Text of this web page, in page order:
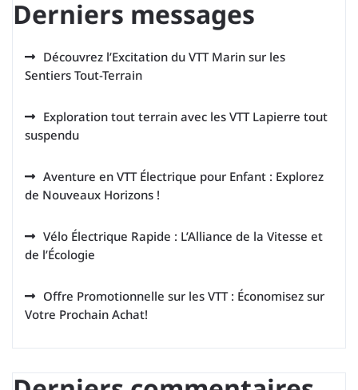
Derniers messages
Découvrez l’Excitation du VTT Marin sur les
Sentiers Tout-Terrain
Exploration tout terrain avec les VTT Lapierre tout
suspendu
Aventure en VTT Électrique pour Enfant : Explorez
de Nouveaux Horizons !
Vélo Électrique Rapide : L’Alliance de la Vitesse et
de l’Écologie
Offre Promotionnelle sur les VTT : Économisez sur
Votre Prochain Achat!